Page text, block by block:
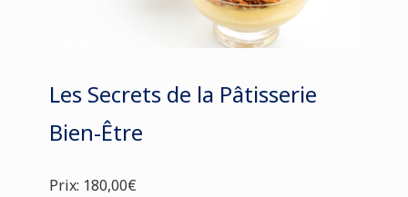
Les Secrets de la Pâtisserie
Bien-Être
Prix: 180,00€